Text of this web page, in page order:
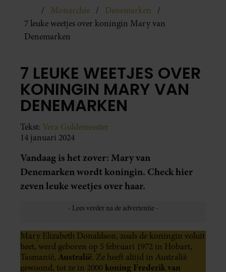
Monarchie
Denemarken
7 leuke weetjes over koningin Mary van
Denemarken
7 LEUKE WEETJES OVER
KONINGIN MARY VAN
DENEMARKEN
Tekst: Vera Guldemeester
14 januari 2024
Vandaag is het zover: Mary van
Denemarken wordt koningin. Check hier
zeven leuke weetjes over haar.
Mary Elizabeth Donaldson, zoals de koningin voluit
heet, werd geboren op 5 februari 1972 in Hobart,
Tasmanië, Australië. Ze heeft altijd in Australië
gewoond, tot ze in 2000koning Frederik van